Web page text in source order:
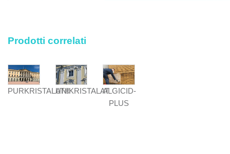
Prodotti correlati
PURKRISTALAT®UNIKRISTALATALGICID-
PLUS